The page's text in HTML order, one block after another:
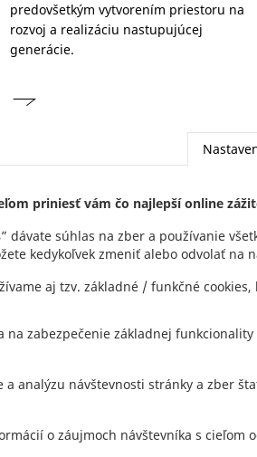
predovšetkým vytvorením priestoru na
rozvoj a realizáciu nastupujúcej
generácie.
+421 2 5941 8855
priniesť vám čo najlepší online
” dávate súhlas na zber a používanie
kedykoľvek zmeniť alebo odvolať na
aj tzv. základné / funkčné
na zabezpečenie základnej
a analýzu návštevnosti stránky a zber
o záujmoch návštevníka s